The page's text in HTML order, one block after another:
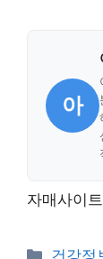
아
자매사이